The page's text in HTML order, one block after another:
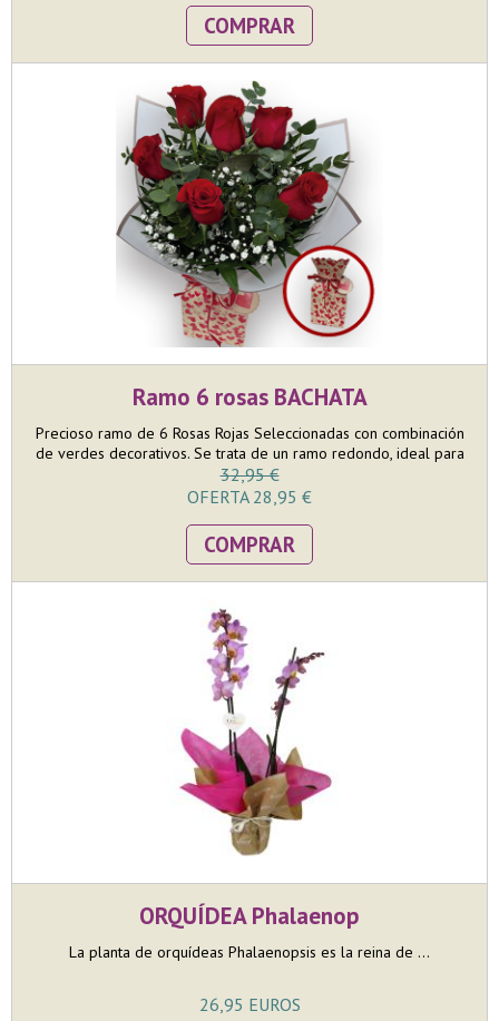
COMPRAR
Ramo 6 rosas BACHATA
Precioso ramo de 6 Rosas Rojas Seleccionadas con combinación
de verdes decorativos. Se trata de un ramo redondo, ideal para
poner en jarrón en una mesa. El tamaño del ramo es mediano
pero llamativo donde en la confección nos esmeramos en que
va colocado dentro de una bolsa de papel kraft con corazones.
32,95 €
OFERTA 28,95 €
COMPRAR
ORQUÍDEA Phalaenop
La planta de orquídeas Phalaenopsis es la reina de ...
26,95 EUROS